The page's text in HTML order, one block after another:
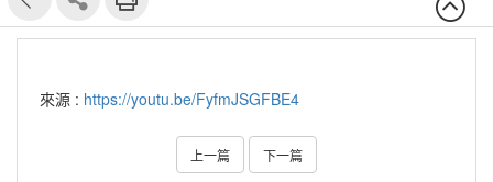
來源 : https://youtu.be/FyfmJSGFBE4
上一篇 下一篇